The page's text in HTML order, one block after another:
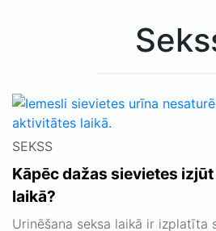
SEKSS
Kāpēc dažas sievietes
laikā?
Urinēšana seksa laikā ir izplatīta